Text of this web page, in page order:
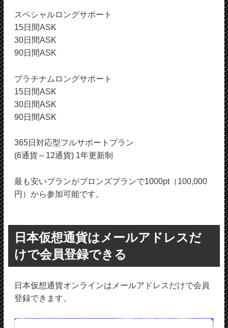
スペシャルロングサポート
15日間ASK
30日間ASK
90日間ASK
プラチナムロングサポート
15日間ASK
30日間ASK
90日間ASK
365日対応型フルサポートプラン
(6通貨～12通貨) 1年更新制
最も安いプランがブロンズプランで1000pt（100,000
円）から参加可能です。
日本仮想通貨はメールアドレスだ
けで会員登録できる
日本仮想通貨オンラインはメールアドレスだけで会員
登録できます。